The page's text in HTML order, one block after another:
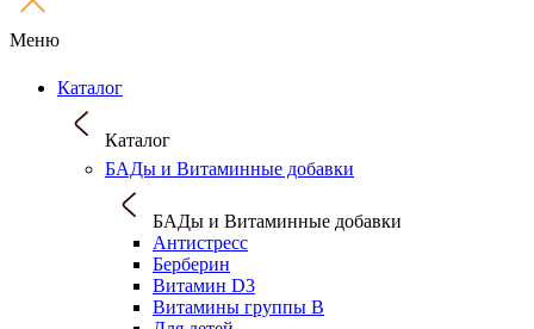
Меню
Каталог
Каталог
БАДы и Витаминные добавки
БАДы и Витаминные добавки
Антистресс
Берберин
Витамин D3
Витамины группы B